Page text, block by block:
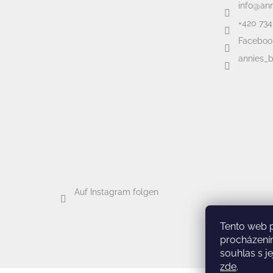
Tento web
souhlas s
zde.
Auf Instagram folgen
info@
+420